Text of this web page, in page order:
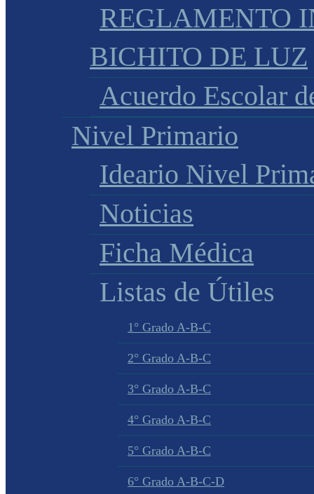
REGLAMENTO
BICHITO DE LUZ
Acuerdo Escolar
Nivel Primario
Ideario Nivel
Noticias
Ficha Médica
Listas de Útiles
1° Grado A-B-C
2° Grado A-B-C
3° Grado A-B-C
4° Grado A-B-C
5° Grado A-B-C
6° Grado A-B-C-D